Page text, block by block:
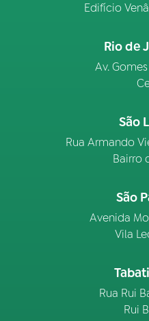
Edifício
Rio de
Av. Gomes
São
Rua Armando
Bairro
São
Avenida
Vila
Rua Rui
Rui